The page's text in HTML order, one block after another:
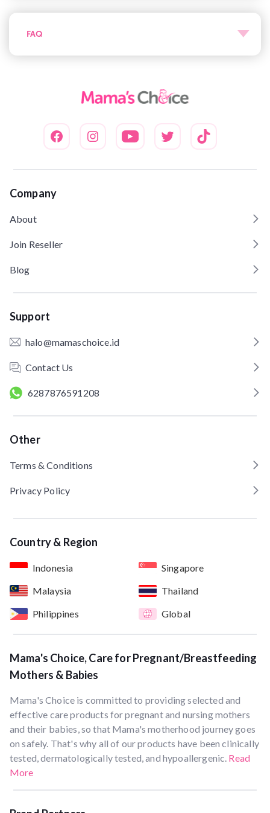
FAQ
Company
About
Join Reseller
Blog
Support
halo@mamaschoice.id
Contact Us
6287876591208
Other
Terms & Conditions
Privacy Policy
Country & Region
Indonesia
Singapore
Malaysia
Thailand
Philippines
Global
Mama's Choice, Care for Pregnant/Breastfeeding
Mothers & Babies
Mama's Choice is committed to providing selected and
effective care products for pregnant and nursing mothers
and their babies, so that Mama's motherhood journey goes
on safely. That's why all of our products have been clinically
tested, dermatologically tested, and hypoallergenic. Read
More